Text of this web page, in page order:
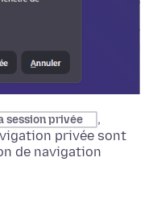
session privée
,
privée sont
de navigation